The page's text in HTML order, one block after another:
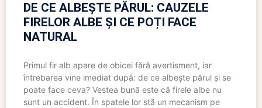
DE CE ALBEȘTE PĂRUL: CAUZELE
FIRELOR ALBE ȘI CE POȚI FACE
NATURAL
Primul fir alb apare de obicei fără avertisment, iar
întrebarea vine imediat după: de ce albește părul și se
poate face ceva? Vestea bună este că firele albe nu
sunt un accident. În spatele lor stă un mecanism pe